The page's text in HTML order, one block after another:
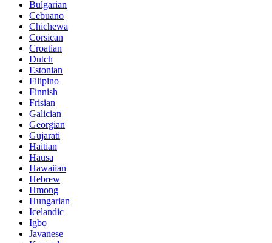
Bulgarian
Cebuano
Chichewa
Corsican
Croatian
Dutch
Estonian
Filipino
Finnish
Frisian
Galician
Georgian
Gujarati
Haitian
Hausa
Hawaiian
Hebrew
Hmong
Hungarian
Icelandic
Igbo
Javanese